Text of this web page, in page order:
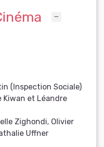
(Inspection Sociale)
Kiwan et Léandre
Zighondi, Olivier
Uffner